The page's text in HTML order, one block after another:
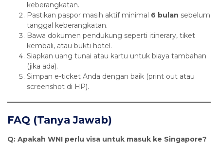
keberangkatan.
Pastikan paspor masih aktif minimal 6 bulan sebelum
tanggal keberangkatan.
Bawa dokumen pendukung seperti itinerary, tiket
kembali, atau bukti hotel.
Siapkan uang tunai atau kartu untuk biaya tambahan
(jika ada).
Simpan e-ticket Anda dengan baik (print out atau
screenshot di HP).
FAQ (Tanya Jawab)
Q: Apakah WNI perlu visa untuk masuk ke Singapore?